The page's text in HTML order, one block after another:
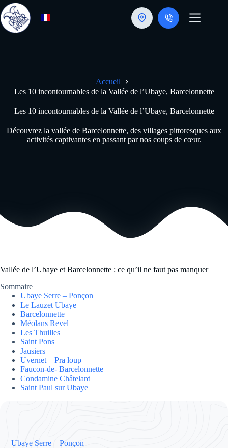
Passer
au
contenu
Accueil
Les 10 incontournables de la Vallée de l’Ubaye, Barcelonnette
Les 10 incontournables de la Vallée de l’Ubaye, Barcelonnette
Découvrez la vallée de Barcelonnette, des villages pittoresques aux
activités captivantes en passant par nos coups de cœur.
Vallée de l’Ubaye et Barcelonnette : ce qu’il ne faut pas manquer
Sommaire
Ubaye Serre – Ponçon
Le Lauzet Ubaye
Barcelonnette
Méolans Revel
Les Thuilles
Saint Pons
Jausiers
Uvernet – Pra loup
Faucon-de- Barcelonnette
Condamine Châtelard
Saint Paul sur Ubaye
Ubaye Serre – Ponçon